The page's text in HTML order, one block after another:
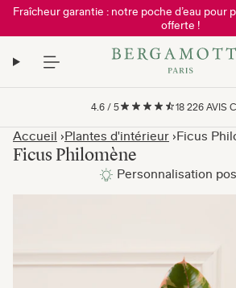
Fraîcheur garantie : notre poche d’eau pour
offerte !
4.6 / 5 18 226 AVIS
Accueil Plantes d'intérieur Ficus
Ficus Philomène
Personnalisation